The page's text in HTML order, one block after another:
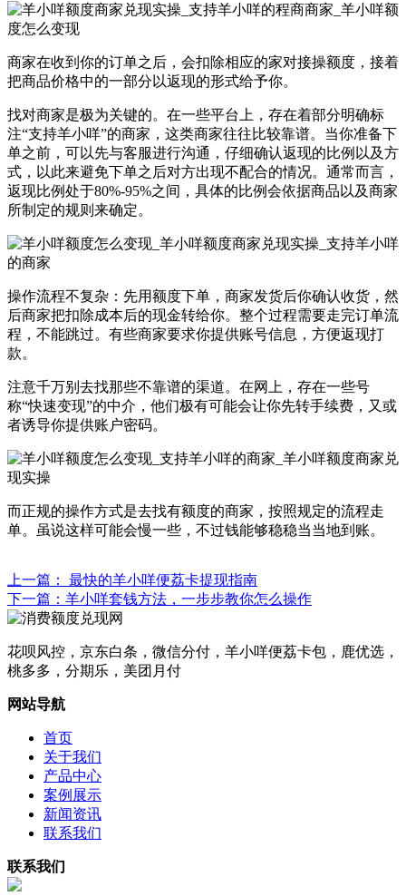
商家在收到你的订单之后，会扣除相应的家对接操额度，接着
把商品价格中的一部分以返现的形式给予你。
找对商家是极为关键的。在一些平台上，存在着部分明确标
注“支持羊小咩”的商家，这类商家往往比较靠谱。当你准备下
单之前，可以先与客服进行沟通，仔细确认返现的比例以及方
式，以此来避免下单之后对方出现不配合的情况。通常而言，
返现比例处于80%-95%之间，具体的比例会依据商品以及商家
所制定的规则来确定。
操作流程不复杂：先用额度下单，商家发货后你确认收货，然
后商家把扣除成本后的现金转给你。整个过程需要走完订单流
程，不能跳过。有些商家要求你提供账号信息，方便返现打
款。
注意千万别去找那些不靠谱的渠道。在网上，存在一些号
称“快速变现”的中介，他们极有可能会让你先转手续费，又或
者诱导你提供账户密码。
而正规的操作方式是去找有额度的商家，按照规定的流程走
单。虽说这样可能会慢一些，不过钱能够稳稳当当地到账。
上一篇： 最快的羊小咩便荔卡提现指南
下一篇：羊小咩套钱方法，一步步教你怎么操作
花呗风控，京东白条，微信分付，羊小咩便荔卡包，鹿优选，
桃多多，分期乐，美团月付
网站导航
首页
关于我们
产品中心
案例展示
新闻资讯
联系我们
联系我们